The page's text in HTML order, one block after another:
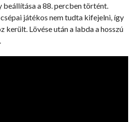
a 88. percben történt.
játékos nem tudta kifejelni, így
került. Lövése után a labda a hosszú